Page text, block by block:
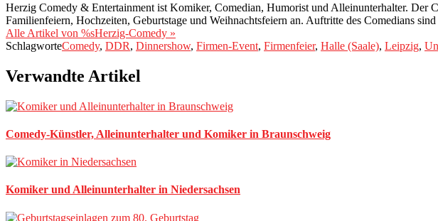
Herzig Comedy & Entertainment ist Komiker, Comedian, Humorist und Alleinunterhalter. Der
Familienfeiern, Hochzeiten, Geburtstage und Weihnachtsfeiern an. Auftritte des Comedians
Alle Artikel von %sHerzig-Comedy »
SchlagworteComedy, DDR, Dinnershow, Firmen-Event, Firmenfeier, Halle (Saale), Leipzig,
Verwandte Artikel
Comedy-Künstler, Alleinunterhalter und Komiker in Braunschweig
Komiker und Alleinunterhalter in Niedersachsen